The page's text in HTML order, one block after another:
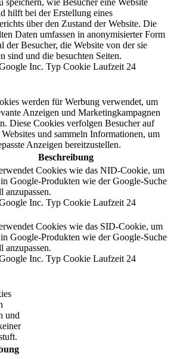
speichern, wie Besucher eine Website
hilft bei der Erstellung eines
über den Zustand der Website. Die
Daten umfassen in anonymisierter Form
der Besucher, die Website von der sie
sind und die besuchten Seiten.
Inc. Typ Cookie Laufzeit 24
werden für Werbung verwendet, um
Anzeigen und Marketingkampagnen
Diese Cookies verfolgen Besucher auf
und sammeln Informationen, um
Anzeigen bereitzustellen.
Beschreibung
Cookies wie das NID-Cookie, um
Google-Produkten wie der Google-Suche
anzupassen.
Inc. Typ Cookie Laufzeit 24
Cookies wie das SID-Cookie, um
Google-Produkten wie der Google-Suche
anzupassen.
Inc. Typ Cookie Laufzeit 24
und